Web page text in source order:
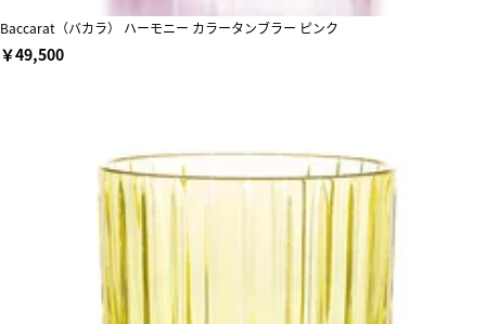
Baccarat（バカラ） ハーモニー カラータンブラー ピンク
￥49,500